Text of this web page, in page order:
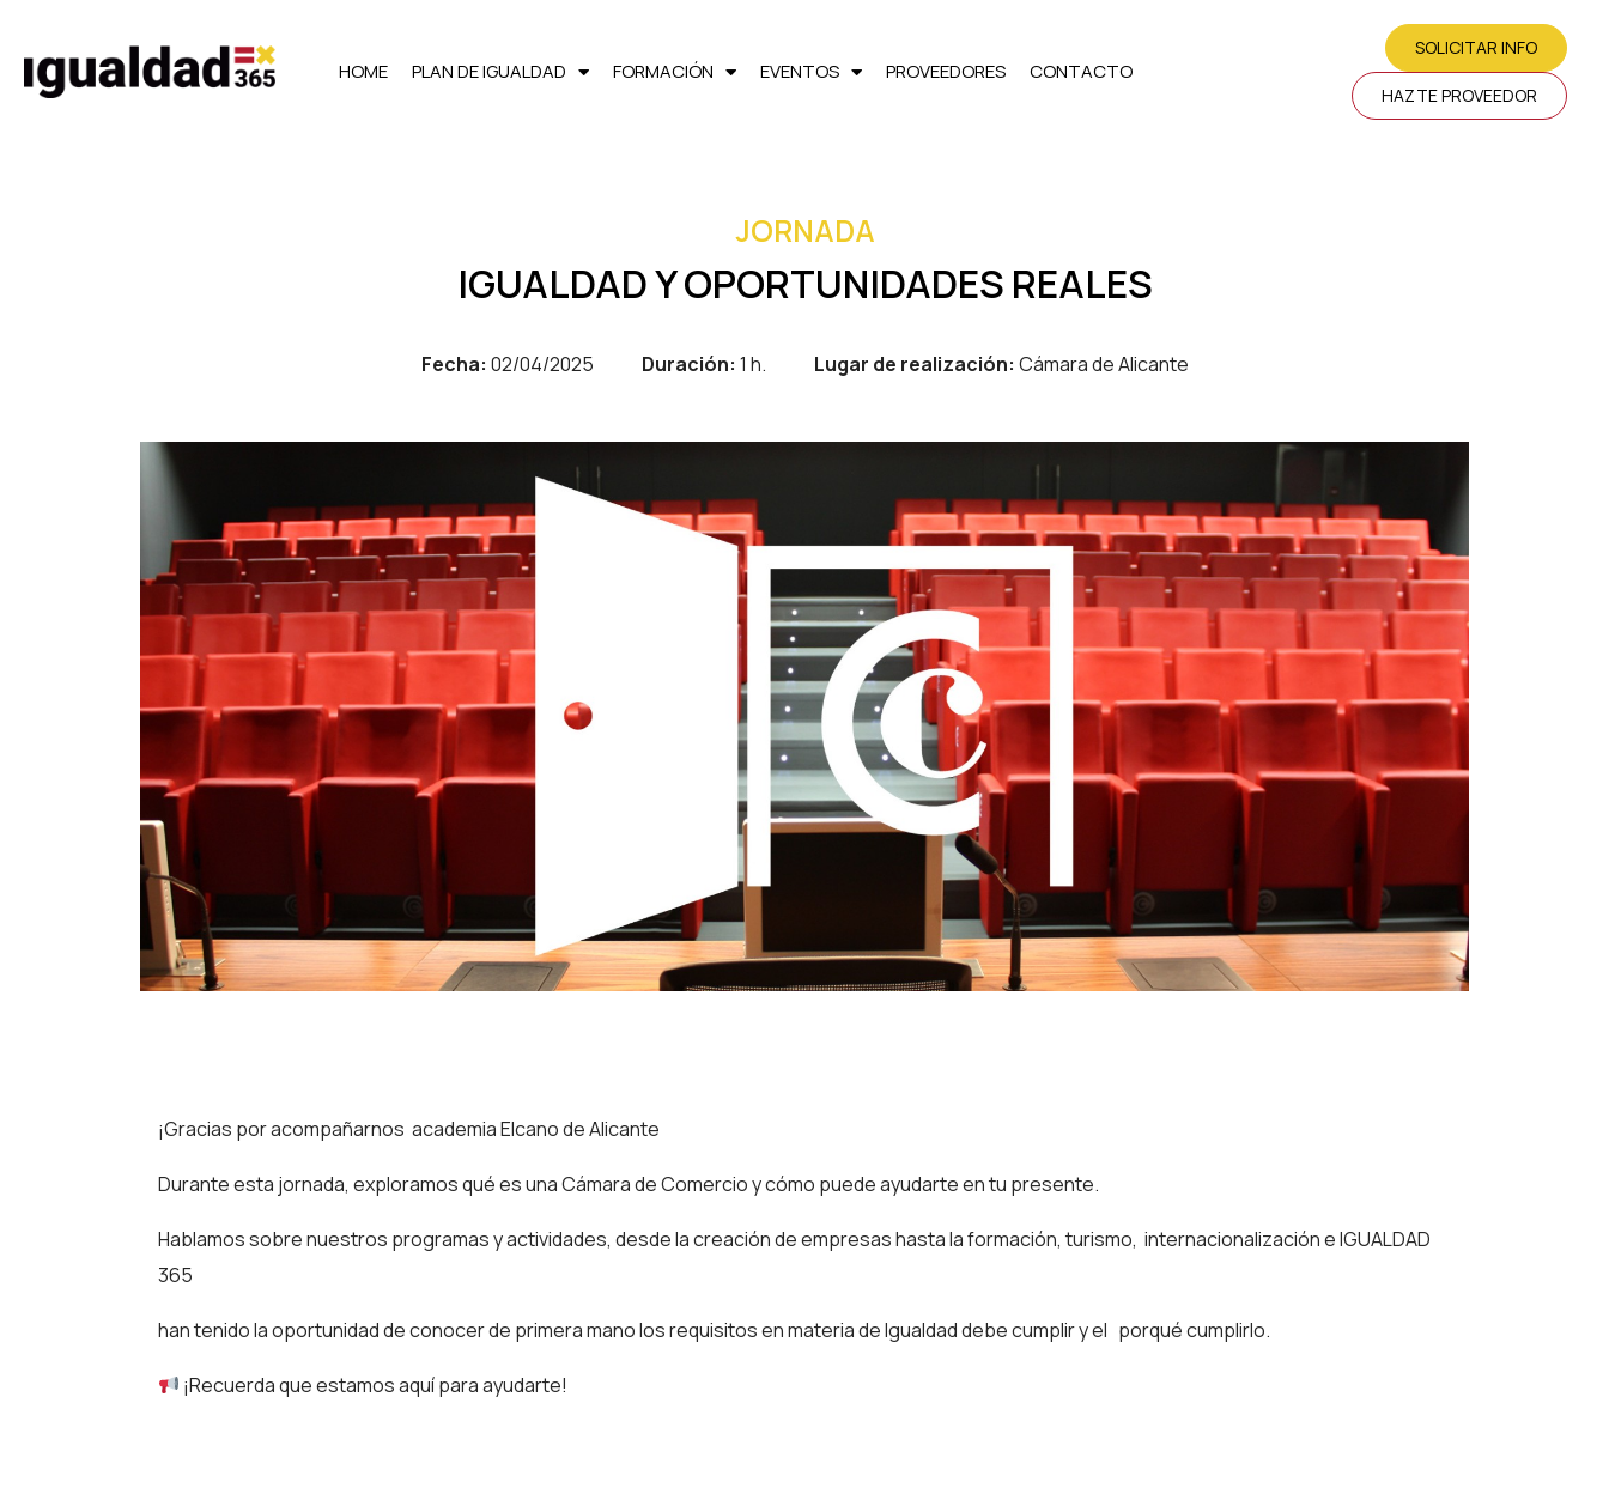
HOME PLAN DE IGUALDAD FORMACIÓN EVENTOS PROVEEDORES CONTACTO
SOLICITAR INFO
HAZTE PROVEEDOR
JORNADA
IGUALDAD Y OPORTUNIDADES REALES
Fecha: 02/04/2025 Duración: 1 h. Lugar de realización: Cámara de Alicante
¡Gracias por acompañarnos academia Elcano de Alicante
Durante esta jornada, exploramos qué es una Cámara de Comercio y cómo puede ayudarte en tu presente.
Hablamos sobre nuestros programas y actividades, desde la creación de empresas hasta la formación, turismo, internacionalización e IGUALDAD
365
han tenido la oportunidad de conocer de primera mano los requisitos en materia de Igualdad debe cumplir y el porqué cumplirlo.
¡Recuerda que estamos aquí para ayudarte!